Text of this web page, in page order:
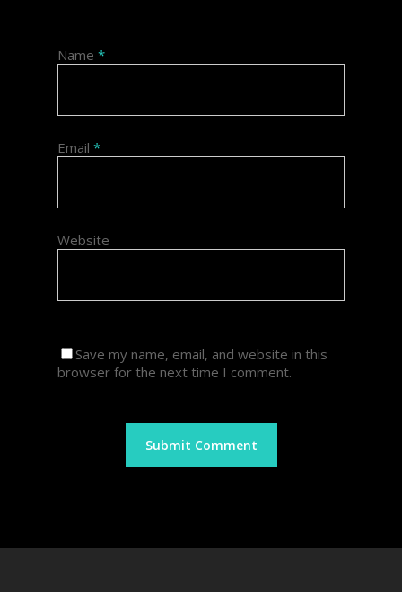
Name *
Email *
Website
Save my name, email, and website in this
browser for the next time I comment.